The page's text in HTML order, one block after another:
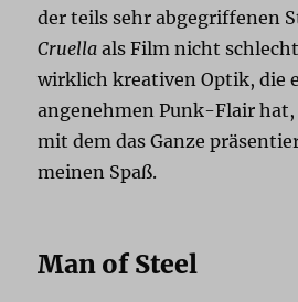
der teils sehr abgegriffenen
Cruella als Film nicht
wirklich kreativen Optik, die
angenehmen Punk-Flair
mit dem das Ganze
meinen Spaß.
Man of Steel